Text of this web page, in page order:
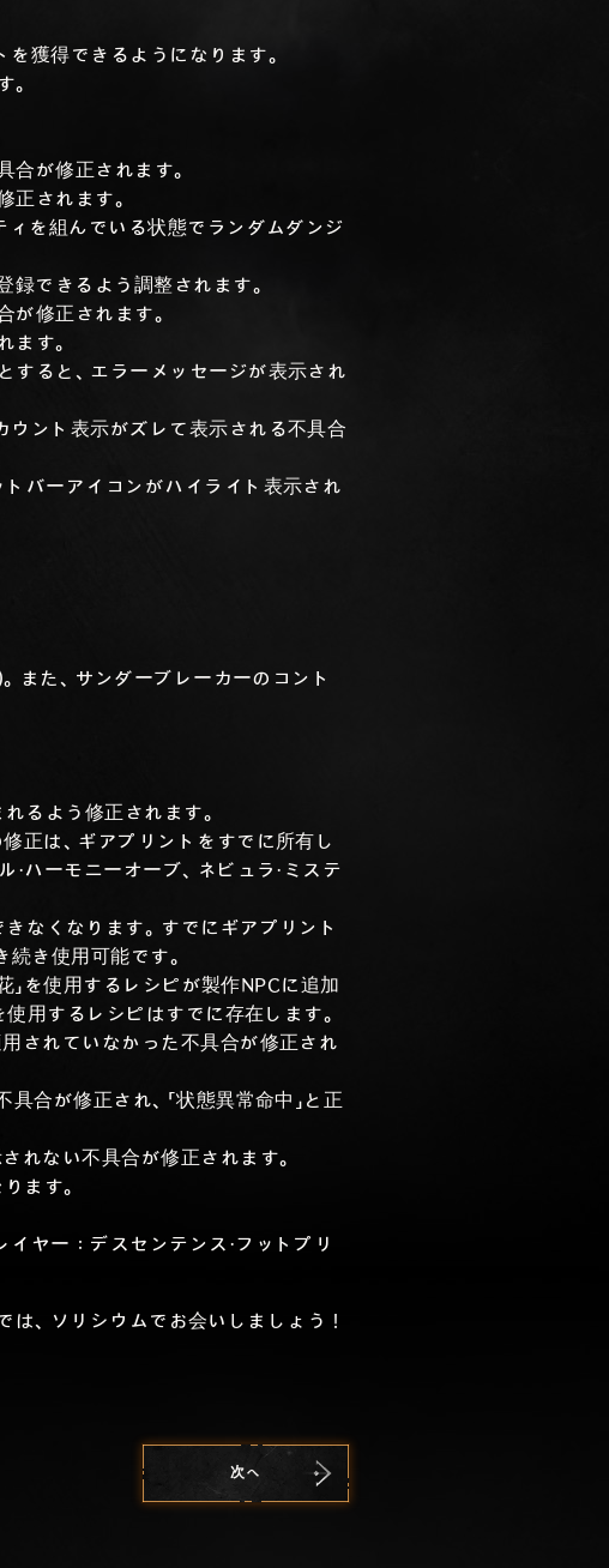
獲得できるようになります。
。
が修正されます。
されます。
ィを組んでいる状態でランダムダンジ
録できるよう調整されます。
修正されます。
す。
すると、エラーメッセージが表示され
ウント表示がズレて表示される不具合
バーアイコンがハイライト表示され
また、サンダーブレーカーのコント
るよう修正されます。
正は、ギアプリントをすでに所有し
ハーモニーオーブ、ネビュラ・ミステ
なくなります。すでにギアプリント
き使用可能です。
」を使用するレシピが製作NPCに追加
使用するレシピはすでに存在します。
されていなかった不具合が修正され
合が修正され、「状態異常命中」と正
れない不具合が修正されます。
ます。
ヤー：デスセンテンス・フットプリ
は、ソリシウムでお会いしましょう！
次へ